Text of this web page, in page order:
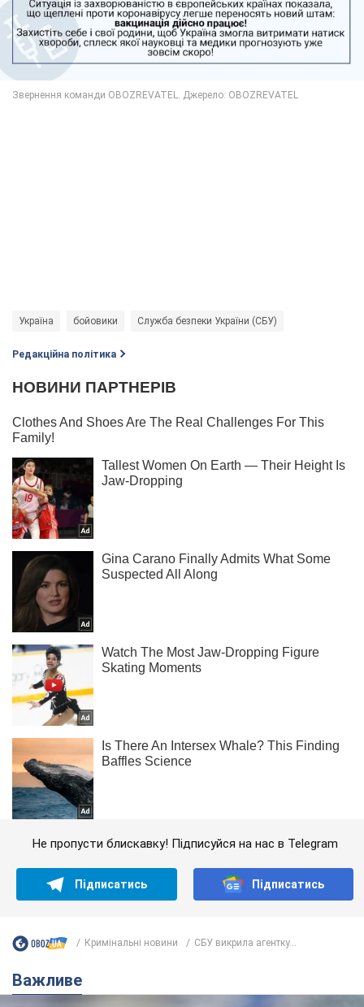
Україна бойовики Служба безпеки України (СБУ)
Редакційна політика
Не пропусти блискавку! Підписуйся на нас в Telegram
Підписатись Підписатись
Кримінальні новини СБУ викрила агентку...
Важливе